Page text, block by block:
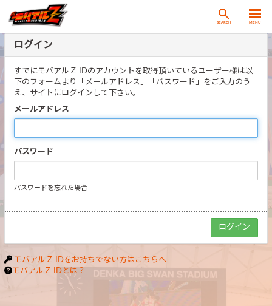
SEARCH MENU
ログイン
すでにモバアルＺ IDのアカウントを取得頂いているユーザー様は以
下のフォームより「メールアドレス」「パスワード」をご入力のう
え、サイトにログインして下さい。
メールアドレス
パスワード
パスワードを忘れた場合
モバアルＺ IDをお持ちでない方はこちらへ
モバアルＺ IDとは？